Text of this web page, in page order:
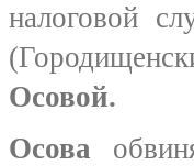
налоговой
Осова